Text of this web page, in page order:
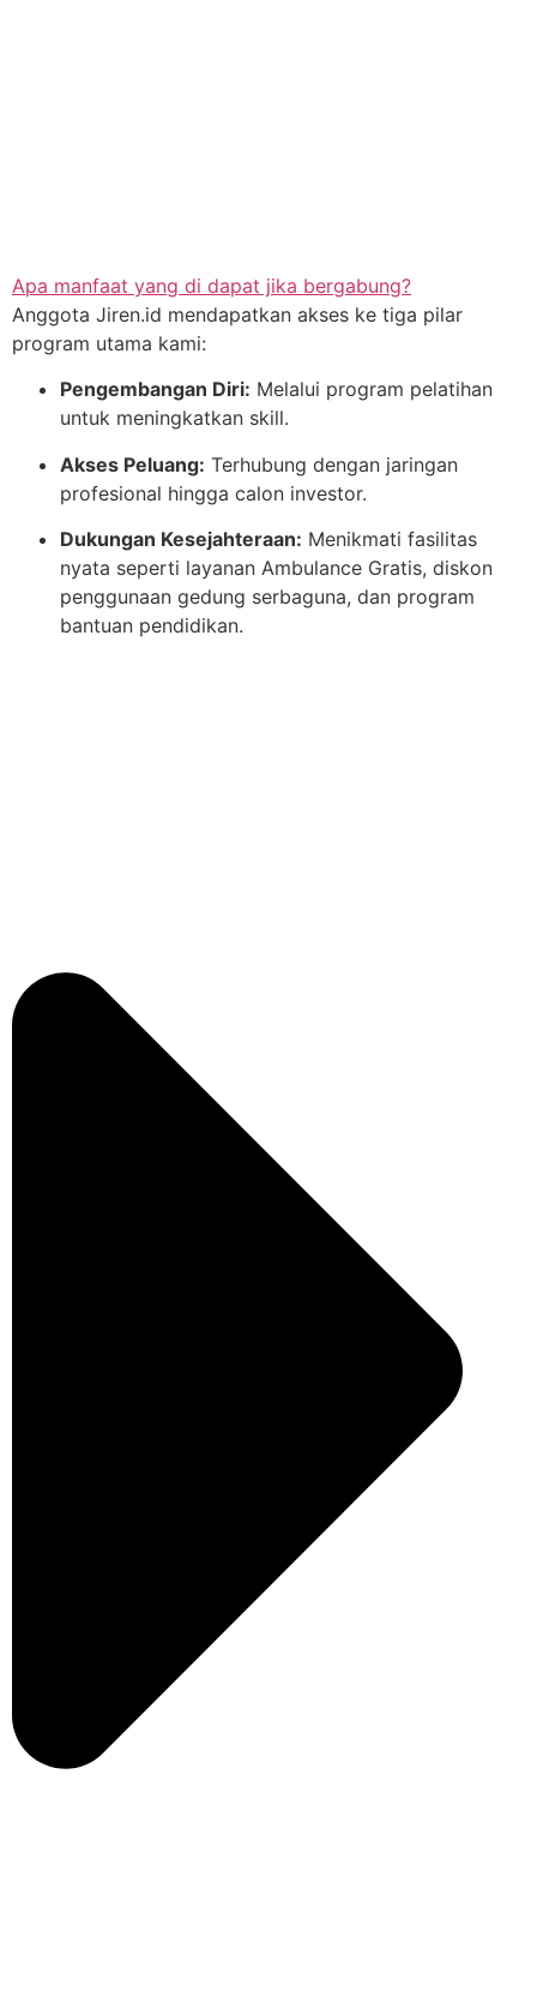
Apa manfaat yang di dapat jika bergabung?
Anggota Jiren.id mendapatkan akses ke tiga pilar
program utama kami:
Pengembangan Diri: Melalui program pelatihan
untuk meningkatkan skill.
Akses Peluang: Terhubung dengan jaringan
profesional hingga calon investor.
Dukungan Kesejahteraan: Menikmati fasilitas
nyata seperti layanan Ambulance Gratis, diskon
penggunaan gedung serbaguna, dan program
bantuan pendidikan.